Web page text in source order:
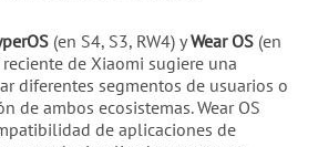
(en S4, S3, RW4) yWear OS (en
de Xiaomi sugiere una
diferentes segmentos de usuarios o
de ambos ecosistemas. Wear OS
de aplicaciones de